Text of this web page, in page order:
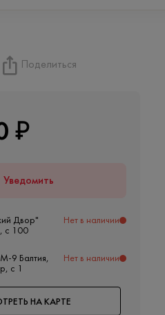
Поделиться
₽
Уведомить
Двор"
с 100
Нет в наличии
9 Балтия,
с 1
Нет в наличии
НА КАРТЕ